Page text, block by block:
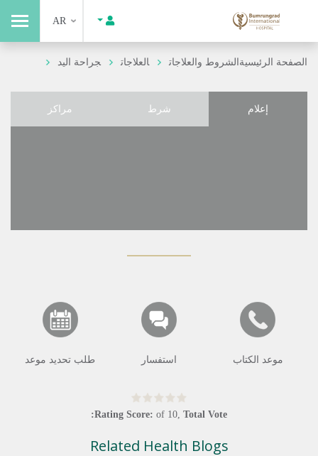
AR
الصفحة الرئيسيةالشروط والعلاجات العلاجات جراحة اليد
إعلام شرط مراكز
موعد الكتاب استفسار طلب تحديد موعد
Rating Score: of 10, Total Vote:
Related Health Blogs